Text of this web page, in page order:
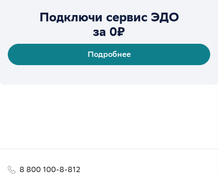
Подключи сервис ЭДО
за 0₽
Подробнее
8 800 100-8-812